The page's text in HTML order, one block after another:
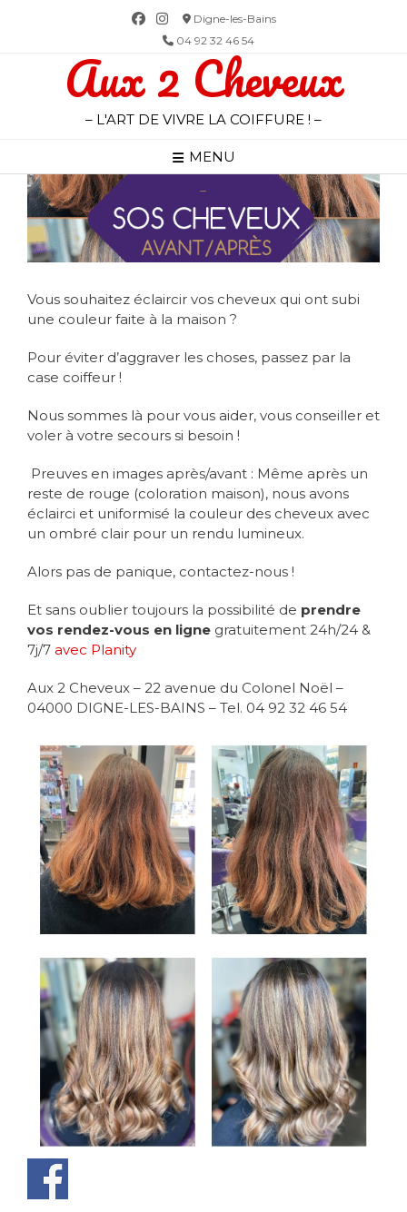
Digne-les-Bains
04 92 32 46 54
Aux 2 Cheveux
– L'ART DE VIVRE LA COIFFURE ! –
MENU
Vous souhaitez éclaircir vos cheveux qui ont subi
une couleur faite à la maison ?
Pour éviter d’aggraver les choses, passez par la
case coiffeur ! ⠀⠀ ⠀⠀⠀⠀⠀⠀⠀
Nous sommes là pour vous aider, vous conseiller et
voler à votre secours si besoin ! ⠀⠀⠀⠀
Preuves en images après/avant : Même après un
reste de rouge (coloration maison), nous avons
éclairci et uniformisé la couleur des cheveux avec
un ombré clair pour un rendu lumineux.⠀⠀
Alors pas de panique, contactez-nous !
Et sans oublier toujours la possibilité de prendre
vos rendez-vous en ligne gratuitement 24h/24 &
7j/7 avec Planity
Aux 2 Cheveux – 22 avenue du Colonel Noël –
04000 DIGNE-LES-BAINS – Tel. 04 92 32 46 54